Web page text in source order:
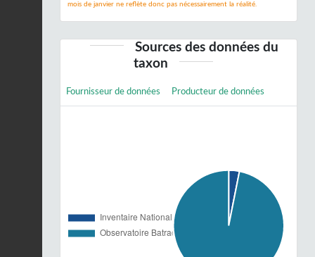
mois de janvier ne reflète donc pas nécessairement la réalité.
Sources des données du
taxon
Fournisseur de données Producteur de données